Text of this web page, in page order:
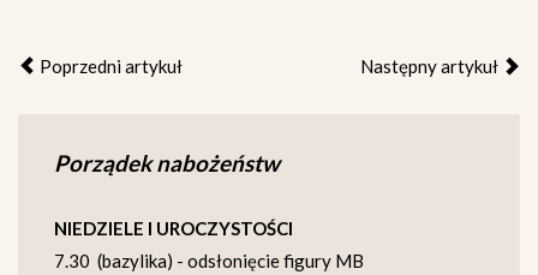
Poprzedni artykuł Następny artykuł
Porządek nabożeństw
NIEDZIELE I UROCZYSTOŚCI
7.30 (bazylika) - odsłonięcie figury MB